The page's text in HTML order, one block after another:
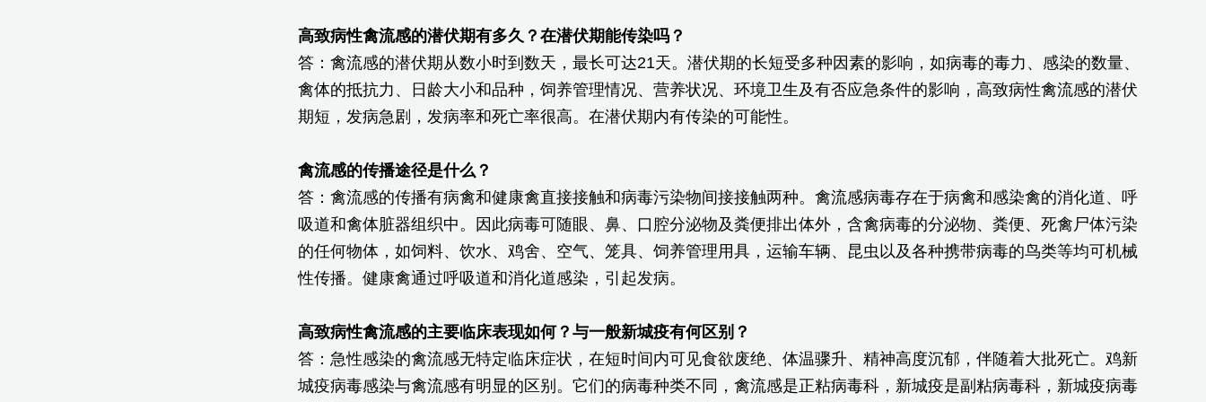
高致病性禽流感的潜伏期有多久？在潜伏期能传染吗？
答：禽流感的潜伏期从数小时到数天，最长可达21天。潜伏期的长短受多种因素的影响，如病毒的毒力、感染的数量、
禽体的抵抗力、日龄大小和品种，饲养管理情况、营养状况、环境卫生及有否应急条件的影响，高致病性禽流感的潜伏
期短，发病急剧，发病率和死亡率很高。在潜伏期内有传染的可能性。
禽流感的传播途径是什么？
答：禽流感的传播有病禽和健康禽直接接触和病毒污染物间接接触两种。禽流感病毒存在于病禽和感染禽的消化道、呼
吸道和禽体脏器组织中。因此病毒可随眼、鼻、口腔分泌物及粪便排出体外，含禽病毒的分泌物、粪便、死禽尸体污染
的任何物体，如饲料、饮水、鸡舍、空气、笼具、饲养管理用具，运输车辆、昆虫以及各种携带病毒的鸟类等均可机械
性传播。健康禽通过呼吸道和消化道感染，引起发病。
高致病性禽流感的主要临床表现如何？与一般新城疫有何区别？
答：急性感染的禽流感无特定临床症状，在短时间内可见食欲废绝、体温骤升、精神高度沉郁，伴随着大批死亡。鸡新
城疫病毒感染与禽流感有明显的区别。它们的病毒种类不同，禽流感是正粘病毒科，新城疫是副粘病毒科，新城疫病毒